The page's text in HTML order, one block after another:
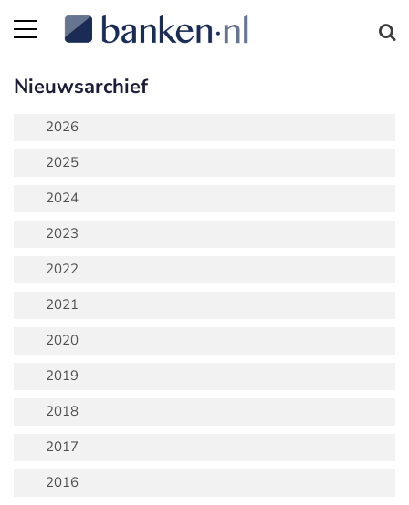
Nieuwsarchief
2026
2025
2024
2023
2022
2021
2020
2019
2018
2017
2016